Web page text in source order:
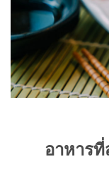
อาหาร